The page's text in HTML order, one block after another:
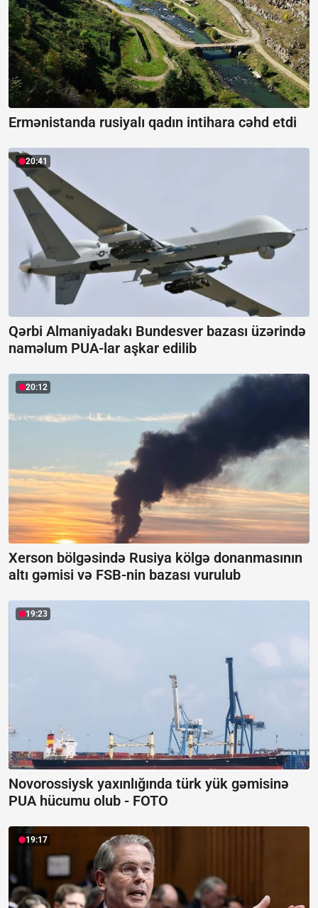
Ermənistanda rusiyalı qadın intihara cəhd etdi
20:41
Qərbi Almaniyadakı Bundesver bazası üzərində
naməlum PUA-lar aşkar edilib
20:12
Xerson bölgəsində Rusiya kölgə donanmasının
altı gəmisi və FSB-nin bazası vurulub
19:23
Novorossiysk yaxınlığında türk yük gəmisinə
PUA hücumu olub - FOTO
19:17